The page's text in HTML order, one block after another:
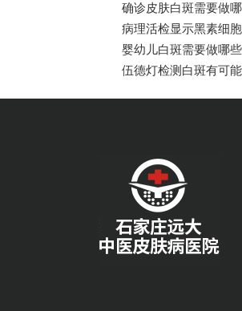
确诊皮肤白斑需要做
病理活检显示黑素细
婴幼儿白斑需要做哪
伍德灯检测白斑有可